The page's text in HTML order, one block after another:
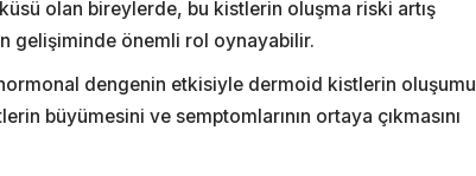
olan bireylerde, bu kistlerin oluşma riski artış
gelişiminde önemli rol oynayabilir.
dengenin etkisiyle dermoid kistlerin oluşumu
büyümesini ve semptomlarının ortaya çıkmasını